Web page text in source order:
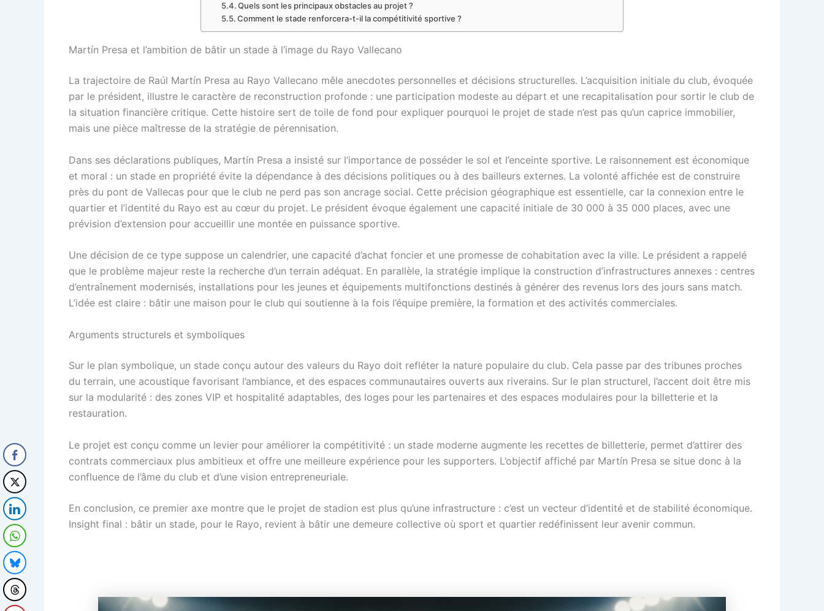
Quels sont les principaux obstacles au projet ?
Comment le stade renforcera-t-il la compétitivité sportive ?
Martín Presa et l’ambition de bâtir un stade à l’image du Rayo Vallecano
La trajectoire de Raúl Martín Presa au Rayo Vallecano mêle anecdotes personnelles et décisions structurelles. L’acquisition initiale du club, évoquée
par le président, illustre le caractère de reconstruction profonde : une participation modeste au départ et une recapitalisation pour sortir le club de
la situation financière critique. Cette histoire sert de toile de fond pour expliquer pourquoi le projet de stade n’est pas qu’un caprice immobilier,
mais une pièce maîtresse de la stratégie de pérennisation.
Dans ses déclarations publiques, Martín Presa a insisté sur l’importance de posséder le sol et l’enceinte sportive. Le raisonnement est économique
et moral : un stade en propriété évite la dépendance à des décisions politiques ou à des bailleurs externes. La volonté affichée est de construire
près du pont de Vallecas pour que le club ne perd pas son ancrage social. Cette précision géographique est essentielle, car la connexion entre le
quartier et l’identité du Rayo est au cœur du projet. Le président évoque également une capacité initiale de 30 000 à 35 000 places, avec une
prévision d’extension pour accueillir une montée en puissance sportive.
Une décision de ce type suppose un calendrier, une capacité d’achat foncier et une promesse de cohabitation avec la ville. Le président a rappelé
que le problème majeur reste la recherche d’un terrain adéquat. En parallèle, la stratégie implique la construction d’infrastructures annexes : centres
d’entraînement modernisés, installations pour les jeunes et équipements multifonctions destinés à générer des revenus lors des jours sans match.
L’idée est claire : bâtir une maison pour le club qui soutienne à la fois l’équipe première, la formation et des activités commerciales.
Arguments structurels et symboliques
Sur le plan symbolique, un stade conçu autour des valeurs du Rayo doit refléter la nature populaire du club. Cela passe par des tribunes proches
du terrain, une acoustique favorisant l’ambiance, et des espaces communautaires ouverts aux riverains. Sur le plan structurel, l’accent doit être mis
sur la modularité : des zones VIP et hospitalité adaptables, des loges pour les partenaires et des espaces modulaires pour la billetterie et la
restauration.
Le projet est conçu comme un levier pour améliorer la compétitivité : un stade moderne augmente les recettes de billetterie, permet d’attirer des
contrats commerciaux plus ambitieux et offre une meilleure expérience pour les supporters. L’objectif affiché par Martín Presa se situe donc à la
confluence de l’âme du club et d’une vision entrepreneuriale.
En conclusion, ce premier axe montre que le projet de stadion est plus qu’une infrastructure : c’est un vecteur d’identité et de stabilité économique.
Insight final : bâtir un stade, pour le Rayo, revient à bâtir une demeure collective où sport et quartier redéfinissent leur avenir commun.